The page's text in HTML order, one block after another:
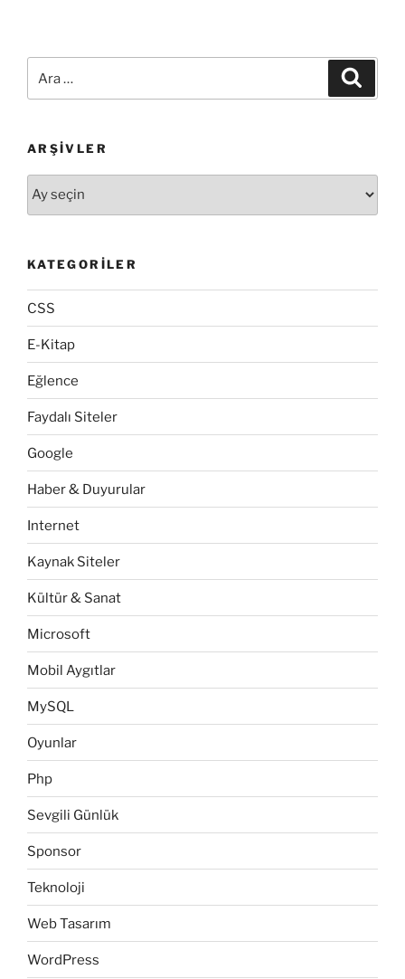
ARŞIVLER
KATEGORILER
CSS
E-Kitap
Eğlence
Faydalı Siteler
Google
Haber & Duyurular
Internet
Kaynak Siteler
Kültür & Sanat
Microsoft
Mobil Aygıtlar
MySQL
Oyunlar
Php
Sevgili Günlük
Sponsor
Teknoloji
Web Tasarım
WordPress